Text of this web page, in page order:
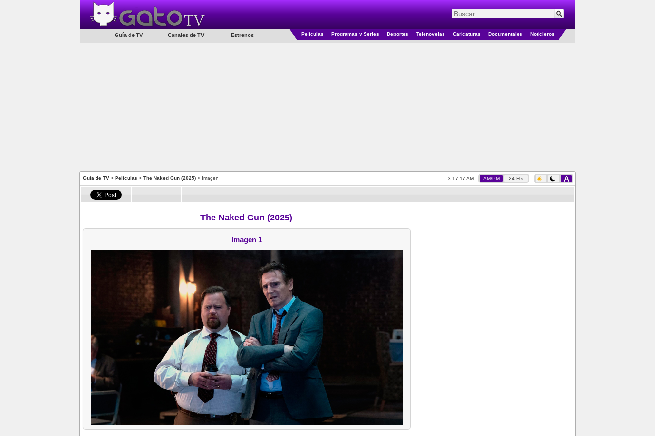
Guía de TV Canales de TV Estrenos Películas Programas y Series Deportes Telenovelas Caricaturas Documentales Noticieros
Guía de TV > Películas > The Naked Gun (2025) > Imagen 3:17:17 AM AM/PM 24 Hrs
The Naked Gun (2025)
Imagen 1